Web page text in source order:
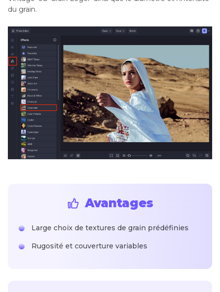
du grain.
Avantages
Large choix de textures de grain prédéfinies
Rugosité et couverture variables